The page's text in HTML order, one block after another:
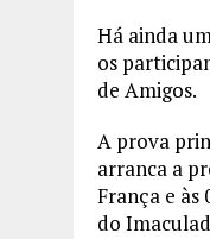
Há ainda
os
de Amigos.
A prova
arranca a
França e
do